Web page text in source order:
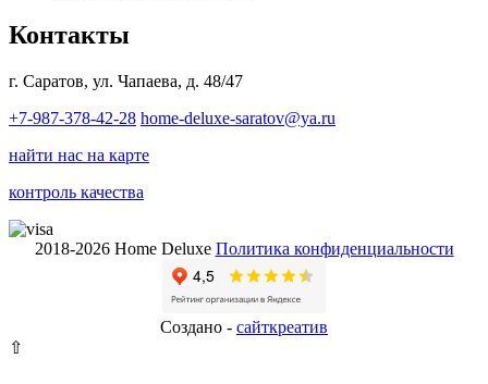
Контакты
г. Саратов, ул. Чапаева, д. 48/47
+7-987-378-42-28 home-deluxe-saratov@ya.ru
найти нас на карте
контроль качества
2018-2026 Home Deluxe Политика конфиденциальности
Создано - сайткрeатив
⇧